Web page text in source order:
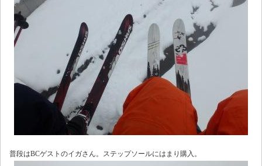
普段はBCゲストのイガさん。ステップソールにはまり購入。